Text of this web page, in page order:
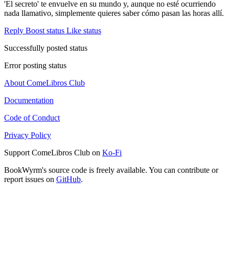
'El secreto' te envuelve en su mundo y, aunque no esté ocurriendo
nada llamativo, simplemente quieres saber cómo pasan las horas allí.
Reply Boost status Like status
Successfully posted status
Error posting status
About ComeLibros Club
Documentation
Code of Conduct
Privacy Policy
Support ComeLibros Club on Ko-Fi
BookWyrm's source code is freely available. You can contribute or
report issues on GitHub.